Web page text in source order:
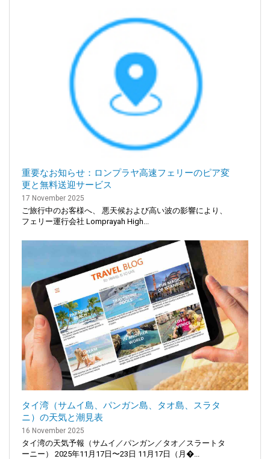
重要なお知らせ：ロンプラヤ高速フェリーのピア変
更と無料送迎サービス
17 November 2025
ご旅行中のお客様へ、 悪天候および高い波の影響により、
フェリー運行会社 Lomprayah High...
タイ湾（サムイ島、パンガン島、タオ島、スラタ
ニ）の天気と潮見表
16 November 2025
タイ湾の天気予報（サムイ／パンガン／タオ／スラートタ
ーニー） 2025年11月17日〜23日 11月17日（月�...